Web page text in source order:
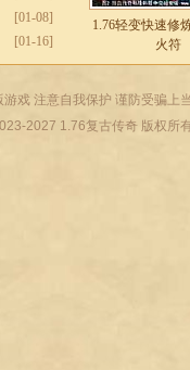
[01-08]
[01-16]
1.76轻变快速修
火符
游戏 注意自我保护 谨防受骗上
2027 1.76复古传奇版权所